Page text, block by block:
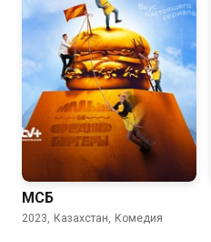
МСБ
2023, Казахстан, Комедия